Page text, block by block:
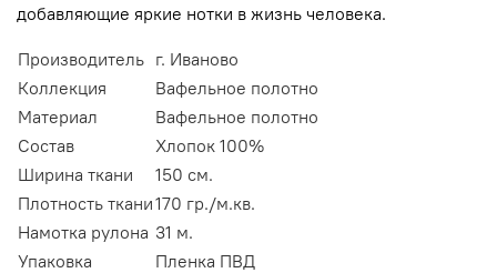
добавляющие яркие нотки в жизнь человека.
Производитель г. Иваново
Коллекция
Вафельное полотно
Материал
Вафельное полотно
Состав
Хлопок 100%
Ширина ткани
150 см.
Плотность ткани170 гр./м.кв.
Намотка рулона 31 м.
Упаковка
Пленка ПВД